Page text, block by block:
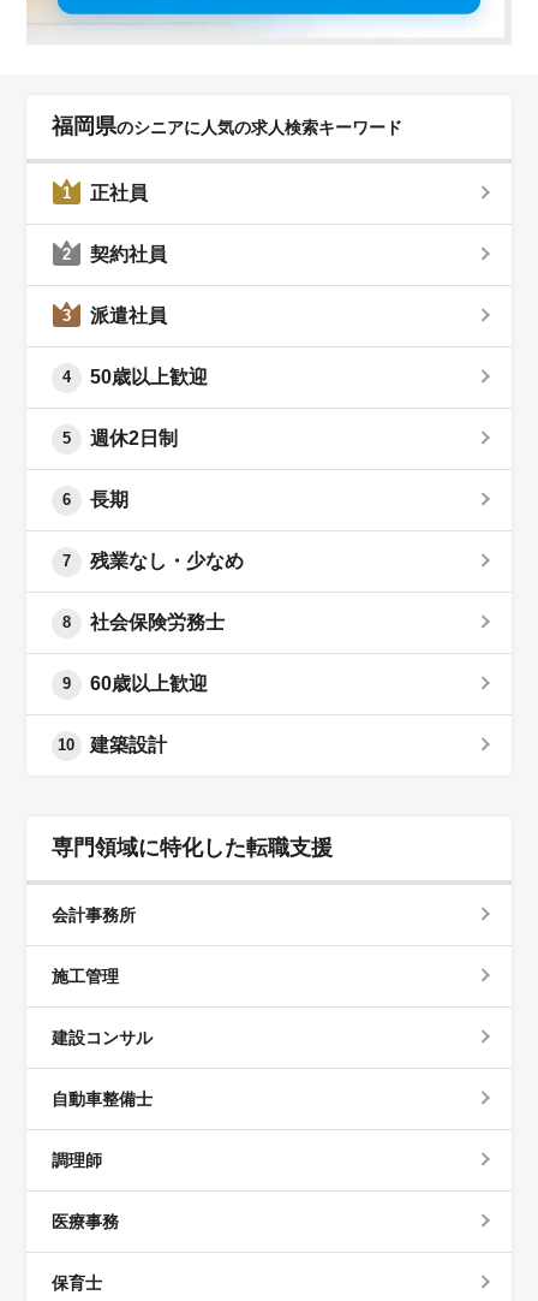
福岡県のシニアに人気の求人検索キーワード
1 正社員
2 契約社員
3 派遣社員
4 50歳以上歓迎
5 週休2日制
6 長期
7 残業なし・少なめ
8 社会保険労務士
9 60歳以上歓迎
10 建築設計
専門領域に特化した転職支援
会計事務所
施工管理
建設コンサル
自動車整備士
調理師
医療事務
保育士